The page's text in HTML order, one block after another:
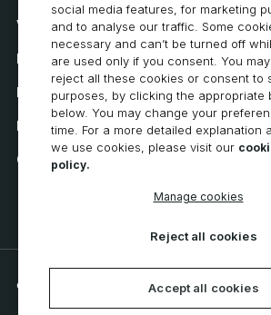
Vie privée
Déclaration de confidentialité
Déclaration d’accessibilité
Politique en matière de cookies
Cookie Preferences
© 2026 CNC Software, LLC. All rights reserved.
social media features, for marketing
and to analyse our traffic. Some
necessary and can’t be turned off
are used only if you consent. You
reject all these cookies or consent to
purposes, by clicking the appropriate
below. You may change your
time. For a more detailed explanation
we use cookies, please visit our
policy.
Manage cookies
Reject all cookies
Accept all cookies